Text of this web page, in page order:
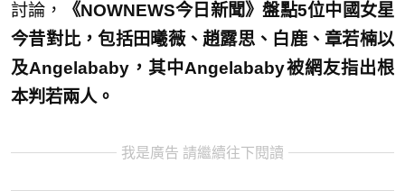
討論，
《NOWNEWS今日新聞》盤點5位中國女星
今昔對比，包括田曦薇、趙露思、白鹿、章若楠以
及Angelababy，其中Angelababy被網友指出根
本判若兩人。
我是廣告 請繼續往下閱讀